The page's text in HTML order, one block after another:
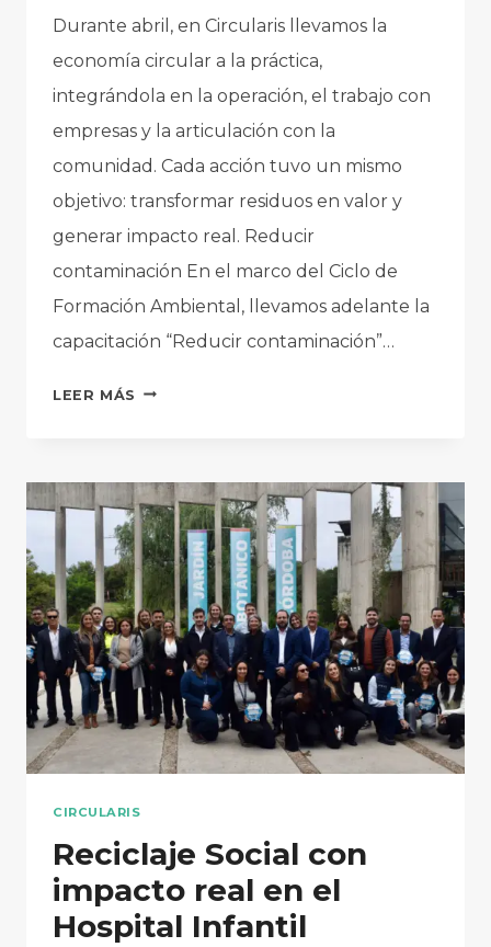
Durante abril, en Circularis llevamos la
economía circular a la práctica,
integrándola en la operación, el trabajo con
empresas y la articulación con la
comunidad. Cada acción tuvo un mismo
objetivo: transformar residuos en valor y
generar impacto real. Reducir
contaminación En el marco del Ciclo de
Formación Ambiental, llevamos adelante la
capacitación “Reducir contaminación”…
LEER MÁS ABRIL
CIRCULAR
QUE
TRANSFORMA
RESIDUOS
EN
VALOR
CIRCULARIS
Reciclaje Social con
impacto real en el
Hospital Infantil